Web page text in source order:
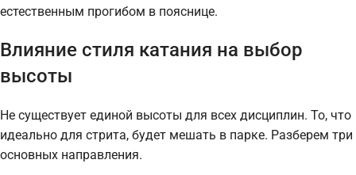
естественным прогибом в пояснице.
Влияние стиля катания на выбор
высоты
Не существует единой высоты для всех дисциплин. То, что
идеально для стрита, будет мешать в парке. Разберем три
основных направления.